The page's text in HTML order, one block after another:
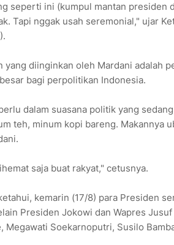
seperti ini (kumpul mantan presiden
Tapi nggak usah seremonial," ujar
yang diinginkan oleh Mardani adalah
bagi perpolitikan Indonesia.
dalam suasana politik yang
teh, minum kopi bareng. Makannya
saja buat rakyat," cetusnya.
kemarin (17/8) para Presiden
Presiden Jokowi dan Wapres
Megawati Soekarnoputri, Susilo